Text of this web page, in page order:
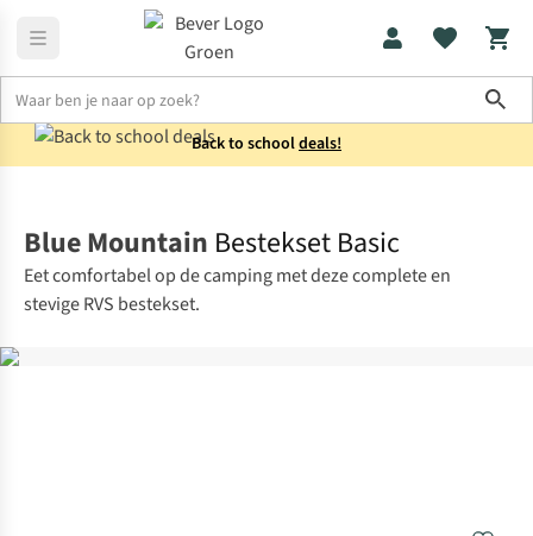
Back to schooldeals!
Blue Mountain Bestekset Basic
Eet comfortabel op de camping met deze complete en
stevige RVS bestekset.